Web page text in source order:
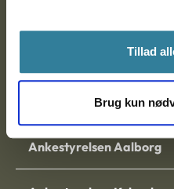
Tillad
Brug kun
Postadresse:
9000 Aalborg
Ankestyrelsen Aalborg